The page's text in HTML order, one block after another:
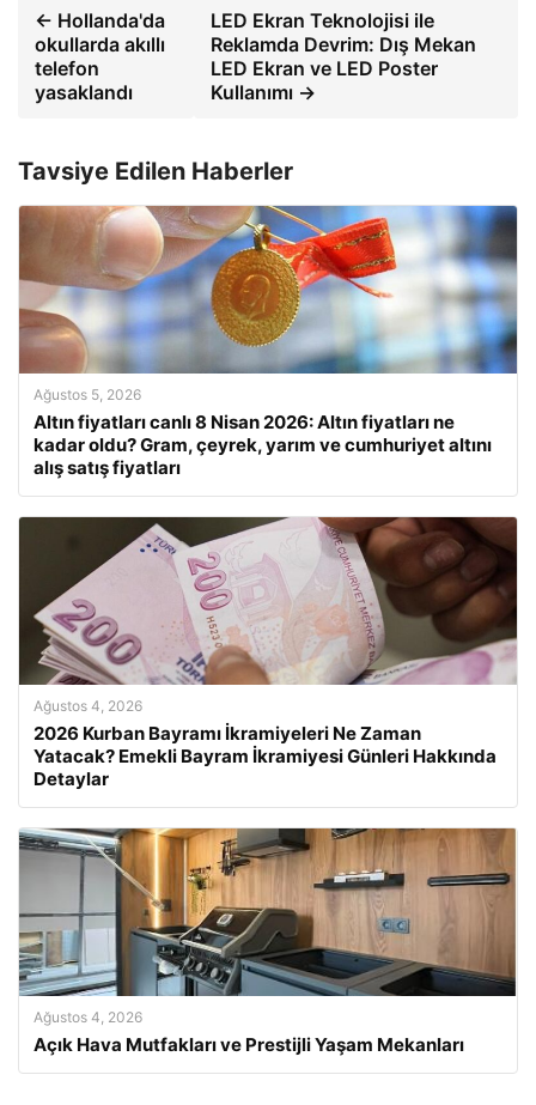
← Hollanda'da
okullarda akıllı
telefon
yasaklandı
LED Ekran Teknolojisi ile
Reklamda Devrim: Dış Mekan
LED Ekran ve LED Poster
Kullanımı →
Tavsiye Edilen Haberler
Ağustos 5, 2026
Altın fiyatları canlı 8 Nisan 2026: Altın fiyatları ne
kadar oldu? Gram, çeyrek, yarım ve cumhuriyet altını
alış satış fiyatları
Ağustos 4, 2026
2026 Kurban Bayramı İkramiyeleri Ne Zaman
Yatacak? Emekli Bayram İkramiyesi Günleri Hakkında
Detaylar
Ağustos 4, 2026
Açık Hava Mutfakları ve Prestijli Yaşam Mekanları